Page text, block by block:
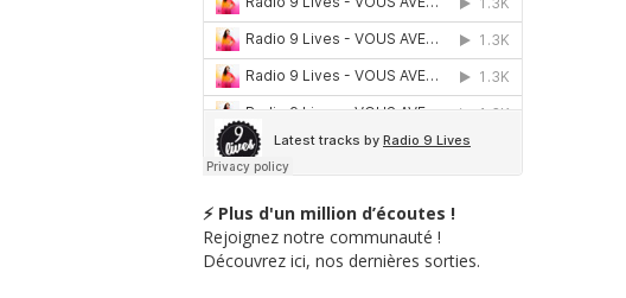
⚡ Plus d'un million d’écoutes !
Rejoignez notre communauté !
Découvrez ici, nos dernières sorties.